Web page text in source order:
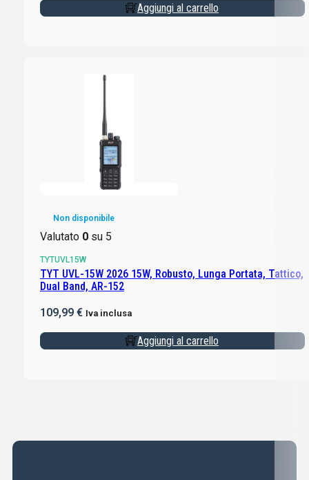
Aggiungi al carrello
Non disponibile
Valutato 0su 5
TYTUVL15W
TYT UVL-15W 2026 15W, Robusto, Lunga Portata, Tattico,
Dual Band, AR-152
109,99 € Iva inclusa
Aggiungi al carrello